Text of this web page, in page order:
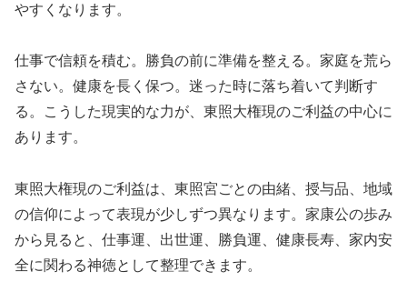
やすくなります。
仕事で信頼を積む。勝負の前に準備を整える。家庭を荒ら
さない。健康を長く保つ。迷った時に落ち着いて判断す
る。こうした現実的な力が、東照大権現のご利益の中心に
あります。
東照大権現のご利益は、東照宮ごとの由緒、授与品、地域
の信仰によって表現が少しずつ異なります。家康公の歩み
から見ると、仕事運、出世運、勝負運、健康長寿、家内安
全に関わる神徳として整理できます。